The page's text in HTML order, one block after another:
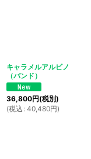
キャラメルアルビノ
（バンド）
36,800円(税別)
(税込 : 40,480円)